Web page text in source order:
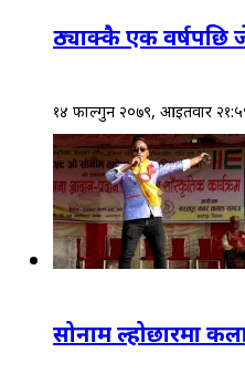
ठ्याक्कै एक
१४ फाल्गुन २०७९, आईतवार
सोनाम ल्होछारमा